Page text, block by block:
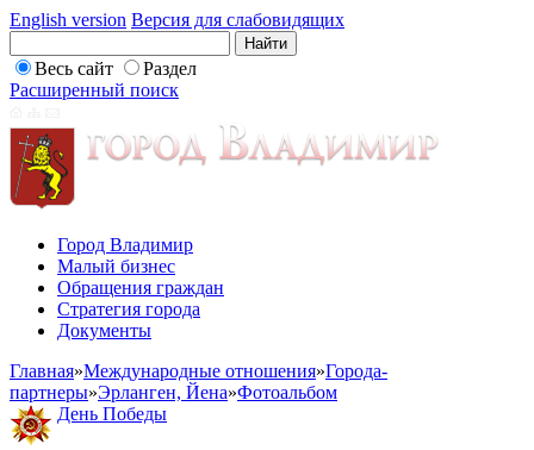
English version Версия для слабовидящих
Весь сайт
Раздел
Расширенный поиск
Город Владимир
Малый бизнес
Обращения граждан
Стратегия города
Документы
Главная»Международные отношения»Города-
партнеры»Эрланген, Йена»Фотоальбом
День Победы